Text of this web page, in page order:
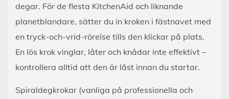
degar. För de flesta KitchenAid och liknande
planetblandare, sätter du in kroken i fästnavet med
en tryck-och-vrid-rörelse tills den klickar på plats.
En lös krok vinglar, låter och knådar inte effektivt –
kontrollera alltid att den är låst innan du startar.
Spiraldegkrokar (vanliga på professionella och